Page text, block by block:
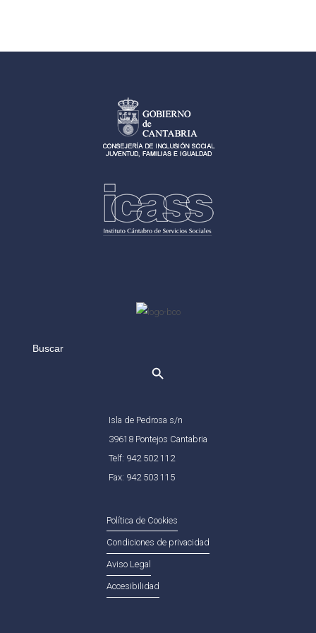
for:
Isla de Pedrosa s/n
39618 Pontejos Cantabria
Telf: 942 502 112
Fax: 942 503 115
Política de Cookies
Condiciones de privacidad
Aviso Legal
Accesibilidad